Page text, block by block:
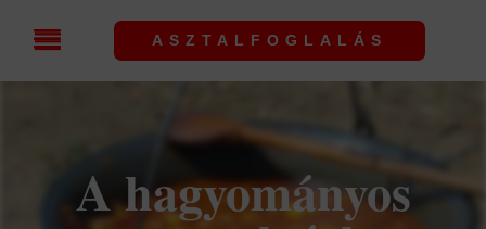
ASZTALFOGLALÁS
A hagyományos